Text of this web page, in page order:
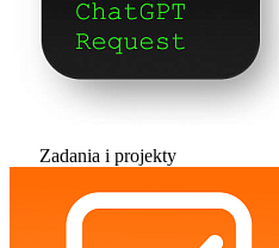
Zadania i projekty